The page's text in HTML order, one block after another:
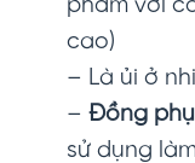
phẩm với
cao)
– Là ủi ở
– Đồng
sử dụng